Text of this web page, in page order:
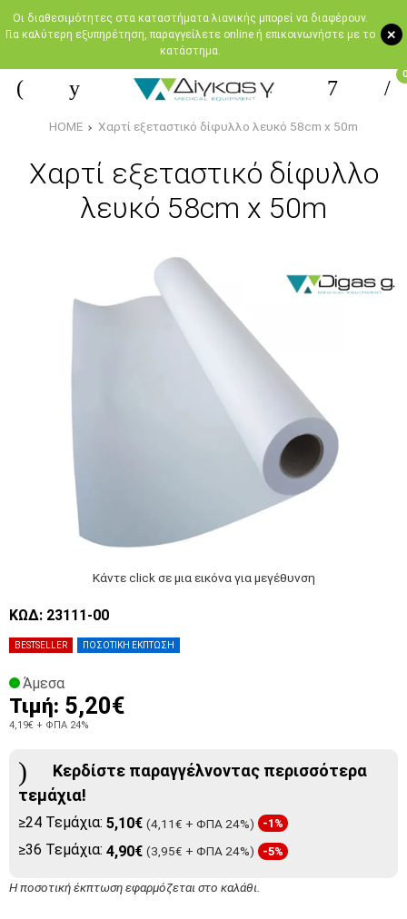
+
Oι διαθεσιμότητες στα καταστήματα λιανικής μπορεί να διαφέρουν.
Για καλύτερη εξυπηρέτηση, παραγγείλετε online ή επικοινωνήστε με το
κατάστημα.
0
HOME Χαρτί εξεταστικό δίφυλλο λευκό 58cm x 50m
Χαρτί εξεταστικό δίφυλλο
λευκό 58cm x 50m
Κάντε click σε μια εικόνα για μεγέθυνση
BESTSELLER ΠΟΣΟΤΙΚΗ ΕΚΠΤΩΣΗ
ΚΩΔ: 23111-00
Άμεσα
Τιμή: 5,20€
4,19€ + ΦΠΑ 24%
Κερδίστε παραγγέλνοντας περισσότερα
τεμάχια!
≥24 Τεμάχια: 5,10€ (4,11€ + ΦΠΑ 24%) -1%
≥36 Τεμάχια: 4,90€ (3,95€ + ΦΠΑ 24%) -5%
Η ποσοτική έκπτωση εφαρμόζεται στο καλάθι.